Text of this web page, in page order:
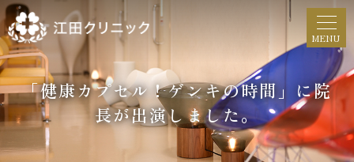
MENU
「健康カプセル！ゲンキの時間」に院
長が出演しました。